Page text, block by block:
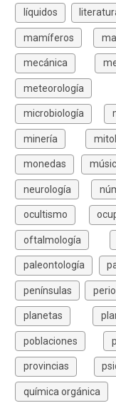
líquidos
mamíferos
mecánica
meteorología
microbiología
minería
monedas
neurología
ocultismo
oftalmología
paleontología
penínsulas
planetas
poblaciones
provincias
química orgánica